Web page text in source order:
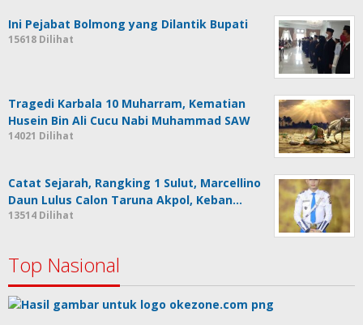
Ini Pejabat Bolmong yang Dilantik Bupati
15618 Dilihat
Tragedi Karbala 10 Muharram, Kematian
Husein Bin Ali Cucu Nabi Muhammad SAW
14021 Dilihat
Catat Sejarah, Rangking 1 Sulut, Marcellino
Daun Lulus Calon Taruna Akpol, Keban…
13514 Dilihat
Top Nasional